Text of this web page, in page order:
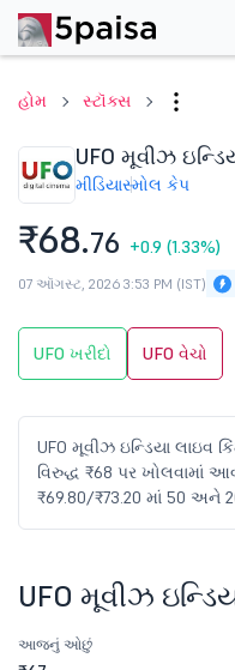
હોમ સ્ટૉક્સ
UFO મૂવીઝ
મીડિયાસ્મોલ કેપ
₹68.76 +0.9 (1.33%)
07 ઑગસ્ટ, 2026 3:53 PM (IST)
UFO ખરીદો UFO વેચો
UFO મૂવીઝ ઇન્ડિયા લાઇવ
વિરુદ્ધ ₹68 પર ખોલવામાં
₹69.80/₹73.20 માં 50 અને
પરફોર્મન્સફાઇનાન્શિયલ્સ
UFO મૂવીઝ
આજનું ઓછું